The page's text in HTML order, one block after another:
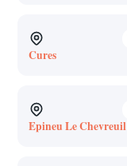
Cures
Epineu Le Chevreuil